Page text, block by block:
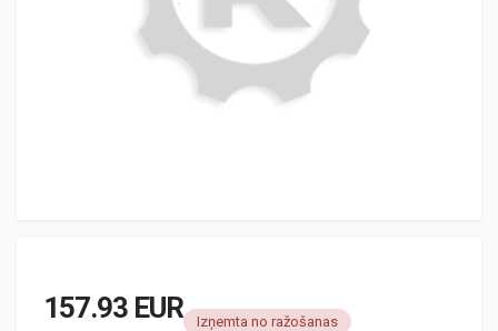
157.93 EUR Izņemta no ražošanas